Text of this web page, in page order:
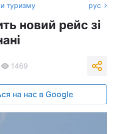
туризму рус
новий рейс зі
1469
на нас в Google